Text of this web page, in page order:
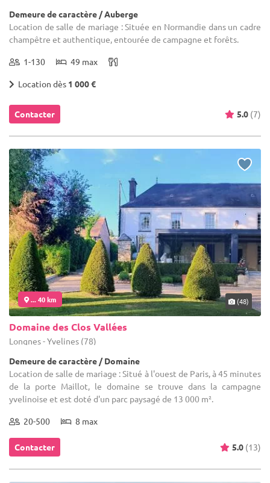
Demeure de caractère / Auberge
Location de salle de mariage : Située en Normandie dans un cadre
champêtre et authentique, entourée de campagne et forêts.
1-130 49 max
Location dès 1 000 €
Contacter 5.0 (7)
... 40 km (48)
Domaine des Clos Vallées
Longnes - Yvelines (78)
Demeure de caractère / Domaine
Location de salle de mariage : Situé à l'ouest de Paris, à 45 minutes
de la porte Maillot, le domaine se trouve dans la campagne
yvelinoise et est doté d'un parc paysagé de 13 000 m².
20-500 8 max
Contacter 5.0 (13)